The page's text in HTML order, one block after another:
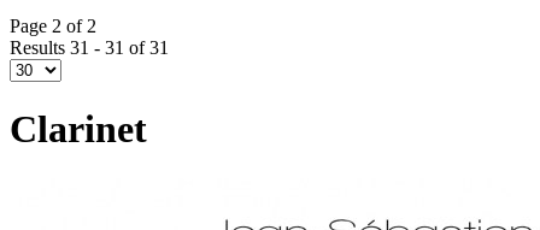
Page 2 of 2
Results 31 - 31 of 31
Clarinet